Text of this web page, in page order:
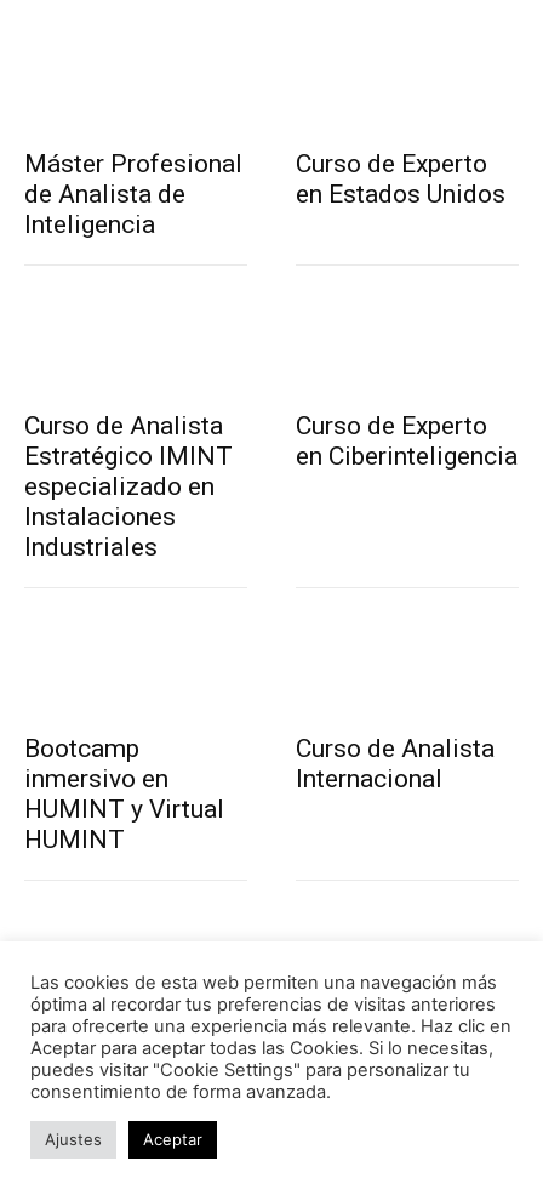
Máster Profesional
de Analista de
Inteligencia
Curso de Experto
en Estados Unidos
Curso de Analista
Estratégico IMINT
especializado en
Instalaciones
Industriales
Curso de Experto
en Ciberinteligencia
Bootcamp
inmersivo en
HUMINT y Virtual
HUMINT
Curso de Analista
Internacional
Curso de Director
de Ciberseguridad
Curso de
Prevención y
Gestión de
Las cookies de esta web permiten una navegación más
óptima al recordar tus preferencias de visitas anteriores
para ofrecerte una experiencia más relevante. Haz clic en
Aceptar para aceptar todas las Cookies. Si lo necesitas,
puedes visitar "Cookie Settings" para personalizar tu
consentimiento de forma avanzada.
Ajustes Aceptar